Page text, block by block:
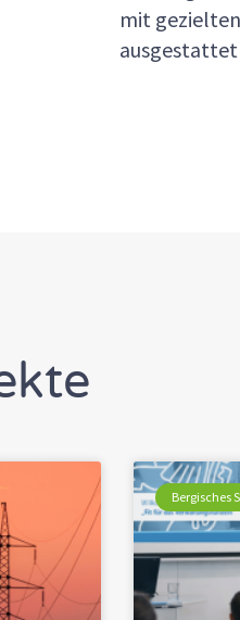
mit
ausgestattet
Bergisches